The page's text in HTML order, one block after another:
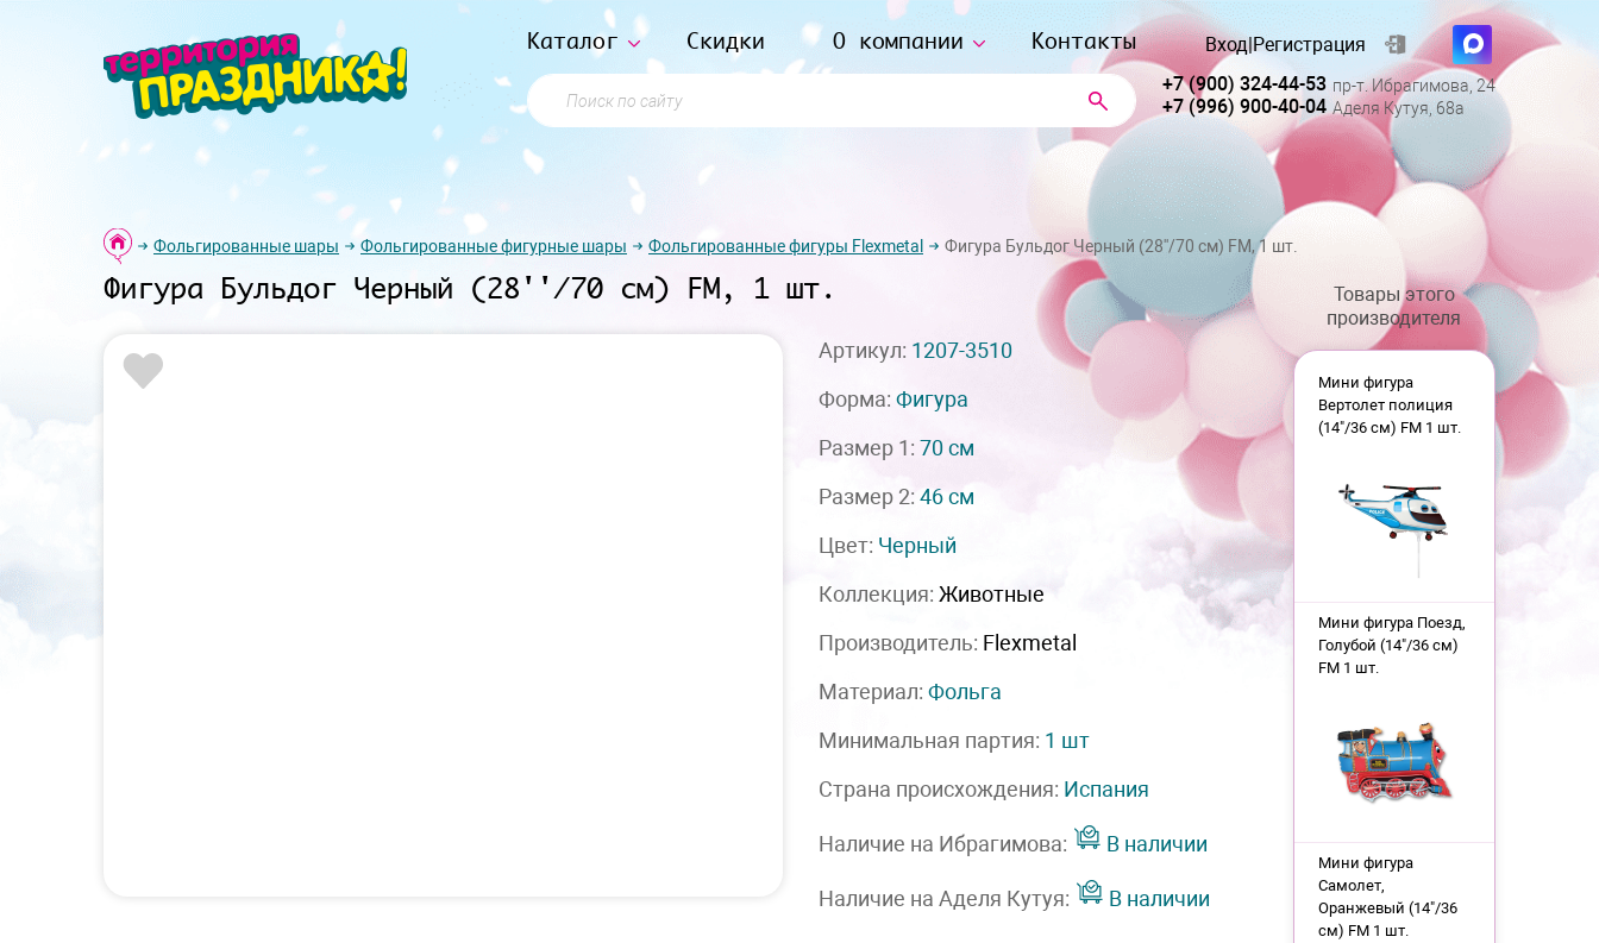
Каталог Скидки О компании Контакты
Поиск по сайту
Вход|Регистрация
+7 (900) 324-44-53 пр-т. Ибрагимова, 24
+7 (996) 900-40-04 Аделя Кутуя, 68а
Фольгированные шары Фольгированные фигурные шары Фольгированные фигуры Flexmetal Фигура Бульдог Черный (28''/70 см) FM, 1 шт.
Фигура Бульдог Черный (28''/70 см) FM, 1 шт.
Артикул: 1207-3510
Форма: Фигура
Размер 1: 70 см
Размер 2: 46 см
Цвет: Черный
Коллекция: Животные
Производитель: Flexmetal
Материал: Фольга
Минимальная партия: 1 шт
Страна происхождения: Испания
Наличие на Ибрагимова: В наличии
Наличие на Аделя Кутуя: В наличии
Товары этого
производителя
Мини фигура
Вертолет полиция
(14"/36 см) FM 1 шт.
Мини фигура Поезд,
Голубой (14"/36 см)
FM 1 шт.
Мини фигура
Самолет,
Оранжевый (14"/36
см) FM 1 шт.